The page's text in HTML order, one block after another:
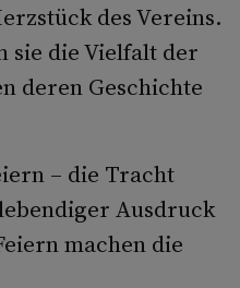
des Vereins.
sie die Vielfalt der
deren Geschichte
– die Tracht
Ausdruck
machen die